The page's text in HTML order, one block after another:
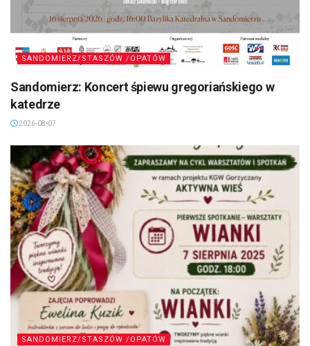
SANDOMIERZ/STASZÓW /OPATÓW
Sandomierz: Koncert śpiewu gregoriańskiego w
katedrze
2026-08-07
SANDOMIERZ/STASZÓW /OPATÓW